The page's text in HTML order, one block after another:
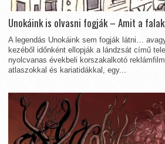
Unokáink is olvasni fogják – Amit a
A legendás Unokáink sem fogják látni…
kezéből időnként ellopják a lándzsát című
nyolcvanas évekbeli korszakalkotó
atlaszokkal és kariatidákkal, egy...